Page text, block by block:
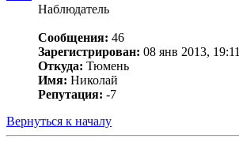
Наблюдатель
Сообщения: 46
Зарегистрирован: 08 янв 2013, 19:11
Откуда: Тюмень
Имя: Николай
Репутация: -7
Вернуться к началу